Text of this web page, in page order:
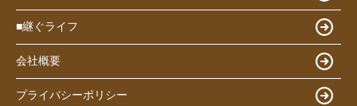
■継ぐライフ
会社概要
プライバシーポリシー